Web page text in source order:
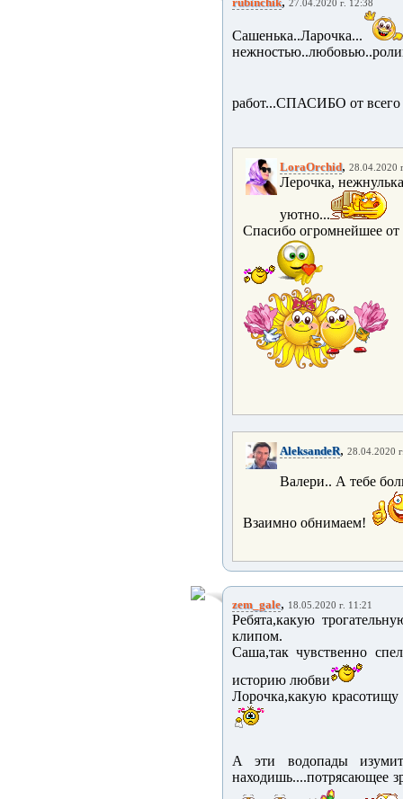
27.04.2020 г. 12:38
Сашенька..Ларочка...
работ...СПАСИБО от всего
LoraOrchid, 28.04.2020
Лерочка,
уютно...
Спасибо огромнейшее от
AleksandeR, 28.04.2020
Валери.. А тебе
Взаимно обнимаем!
zem_gale, 18.05.2020 г. 11:21
Ребята,какую
клипом.
Саша,так чувственно
историю любви
Лорочка,какую красотищу
А эти водопады
находишь....потрясающее